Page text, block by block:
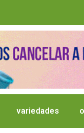
variedades